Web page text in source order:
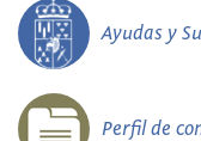
Ayudas y
Perfil de